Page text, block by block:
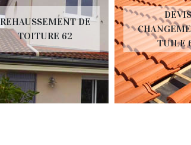
REHAUSSEMENT DE
TOITURE 62
DEVIS
TUILE